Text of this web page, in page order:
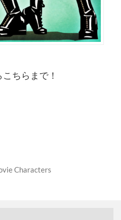
ちらまで！
Characters